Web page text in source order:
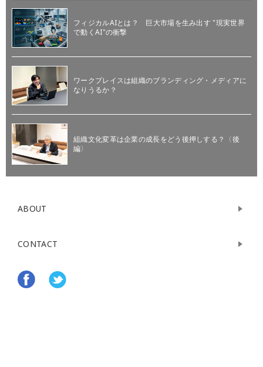
フィジカルAIとは？ 巨大市場を生み出す "現実世界
で動くAI"の衝撃
ワークプレイスは組織のブランディング・メディアに
なりうるか？
組織文化変革は企業の成長をどう後押しする？〈後
編〉
ABOUT
CONTACT